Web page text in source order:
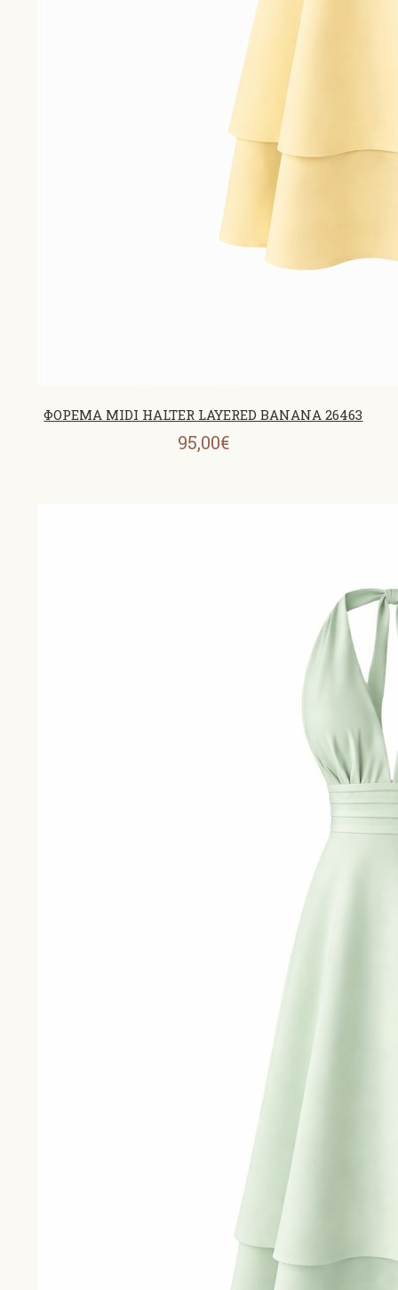
ΦΟΡΕΜΑ MIDI HALTER LAYERED BANANA 26463
95,00€